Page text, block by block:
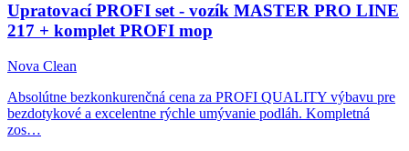
Upratovací PROFI set - vozík MASTER PRO LINE
217 + komplet PROFI mop
Nova Clean
Absolútne bezkonkurenčná cena za PROFI QUALITY výbavu pre
bezdotykové a excelentne rýchle umývanie podláh. Kompletná
zos…